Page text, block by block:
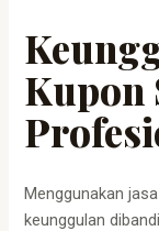
Kupon
Menggunakan
keunggulan